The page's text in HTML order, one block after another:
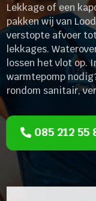
Lekkage of een
pakken wij van
verstopte afvoer
lekkages.
lossen het vlot op.
warmtepomp
rondom sanitair,
085 212 55